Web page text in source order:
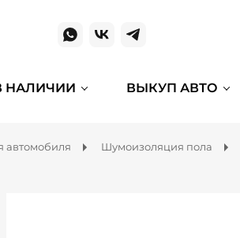
НАЛИЧИИ ВЫКУП АВТО
автомобиля Шумоизоляция пола